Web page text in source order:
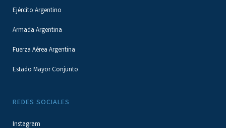
Ejército Argentino
Armada Argentina
Fuerza Aérea Argentina
Estado Mayor Conjunto
REDES SOCIALES
Instagram